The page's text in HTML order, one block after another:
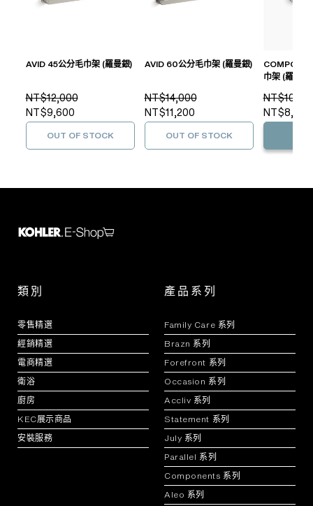
AVID 45公分毛巾架 (羅曼銀)
NT$12,000
NT$9,600
OUT OF STOCK
AVID 60公分毛巾架 (羅曼銀)
NT$14,000
NT$11,200
OUT OF STOCK
巾架 (羅曼銀)
NT$8,560
類別
零售精選
經銷精選
電商精選
衛浴
廚房
KEC展示商品
安裝服務
產品系列
Family Care 系列
Brazn 系列
Forefront 系列
Occasion 系列
Accliv 系列
Statement 系列
July 系列
Parallel 系列
Components 系列
Aleo 系列